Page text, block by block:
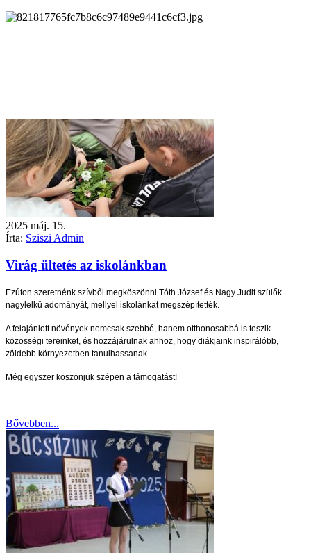
2025 máj. 15.
Írta: Sziszi Admin
Virág ültetés az iskolánkban
Ezúton szeretnénk szívből megköszönni Tóth József és Nagy Judit szülők
nagylelkű adományát, mellyel iskolánkat megszépítették.
A felajánlott növények nemcsak szebbé, hanem otthonosabbá is teszik
közösségi tereinket, és hozzájárulnak ahhoz, hogy diákjaink inspirálóbb,
zöldebb környezetben tanulhassanak.
Még egyszer köszönjük szépen a támogatást!
Bővebben...